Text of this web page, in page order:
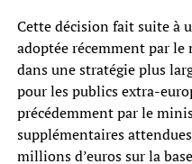
Cette décision fait suite à
adoptée récemment par le
dans une stratégie plus
pour les publics extra-
précédemment par le
supplémentaires
millions d’euros sur la